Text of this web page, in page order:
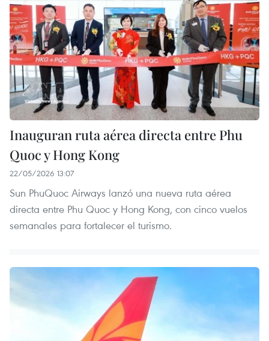
Inauguran ruta aérea directa entre Phu
Quoc y Hong Kong
22/05/2026 13:07
Sun PhuQuoc Airways lanzó una nueva ruta aérea
directa entre Phu Quoc y Hong Kong, con cinco vuelos
semanales para fortalecer el turismo.